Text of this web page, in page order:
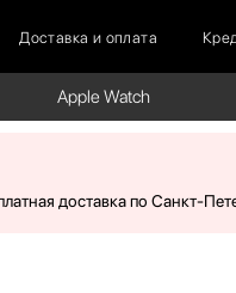
Доставка и оплата
Apple Watch
доставка по Санкт-